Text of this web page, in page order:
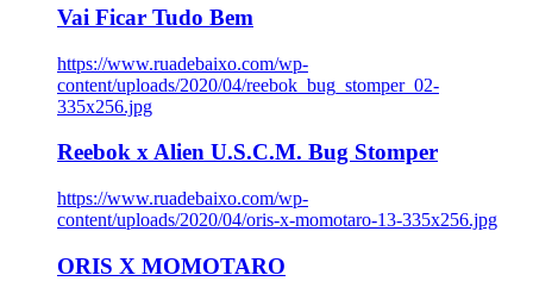
Vai Ficar Tudo Bem
https://www.ruadebaixo.com/wp-
content/uploads/2020/04/reebok_bug_stomper_02-
335x256.jpg
Reebok x Alien U.S.C.M. Bug Stomper
https://www.ruadebaixo.com/wp-
content/uploads/2020/04/oris-x-momotaro-13-335x256.jpg
ORIS X MOMOTARO